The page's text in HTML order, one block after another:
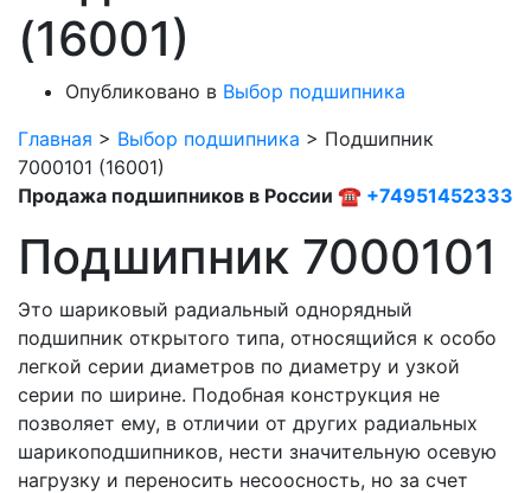
(16001)
Опубликовано в Выбор подшипника
Главная > Выбор подшипника > Подшипник
7000101 (16001)
Продажа подшипников в России ☎ +74951452333
Подшипник 7000101
Это шариковый радиальный однорядный
подшипник открытого типа, относящийся к особо
легкой серии диаметров по диаметру и узкой
серии по ширине. Подобная конструкция не
позволяет ему, в отличии от других радиальных
шарикоподшипников, нести значительную осевую
нагрузку и переносить несоосность, но за счет